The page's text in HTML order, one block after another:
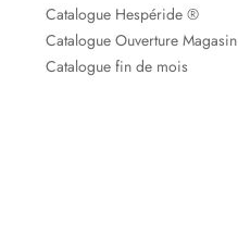
Catalogue Hespéride ®
Catalogue Ouverture Magasin
Catalogue fin de mois